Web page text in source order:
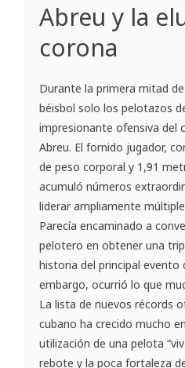
Abreu y la
corona
Durante la primera mitad
béisbol solo los pelotazos
impresionante ofensiva del
Abreu. El fornido jugador,
de peso corporal y 1,91
acumuló números
liderar ampliamente
Parecía encaminado a
pelotero en obtener una
historia del principal evento
embargo, ocurrió lo que
La lista de nuevos récords
cubano ha crecido mucho
utilización de una pelota
rebote y la poca fortaleza